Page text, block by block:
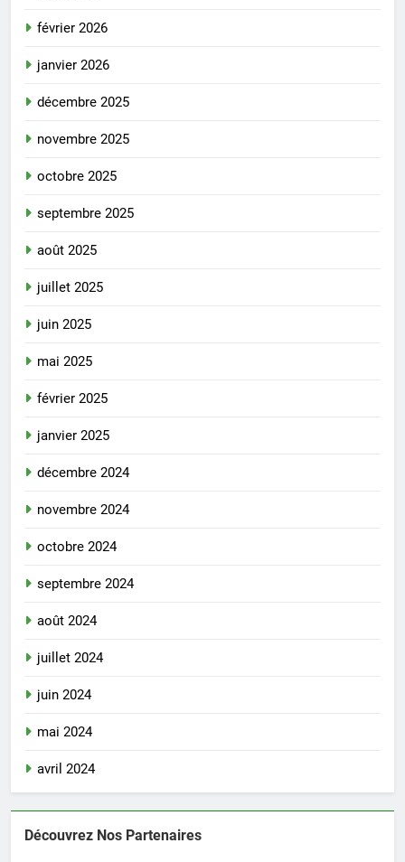
février 2026
janvier 2026
décembre 2025
novembre 2025
octobre 2025
septembre 2025
août 2025
juillet 2025
juin 2025
mai 2025
février 2025
janvier 2025
décembre 2024
novembre 2024
octobre 2024
septembre 2024
août 2024
juillet 2024
juin 2024
mai 2024
avril 2024
Découvrez Nos Partenaires